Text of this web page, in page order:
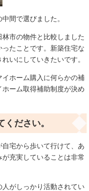
間で選びました。
市の物件と比較しました
たことです。新築住宅な
いにしていきたいです。
ホーム購入に何らかの補
ーム取得補助制度が決め
ださい。
宅から歩いて行けて、あ
充実していることは非常
がしっかり活動されてい